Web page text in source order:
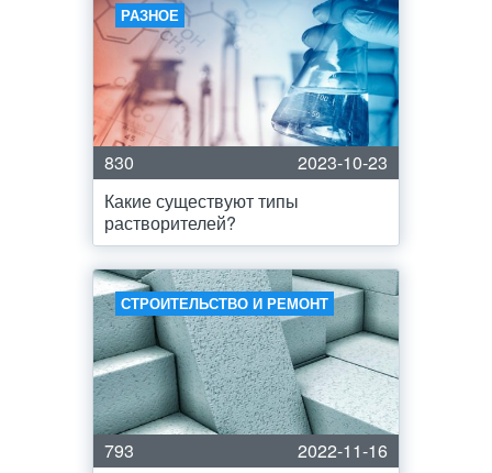
РАЗНОЕ
830
2023-10-23
Какие существуют типы
растворителей?
СТРОИТЕЛЬСТВО И РЕМОНТ
793
2022-11-16